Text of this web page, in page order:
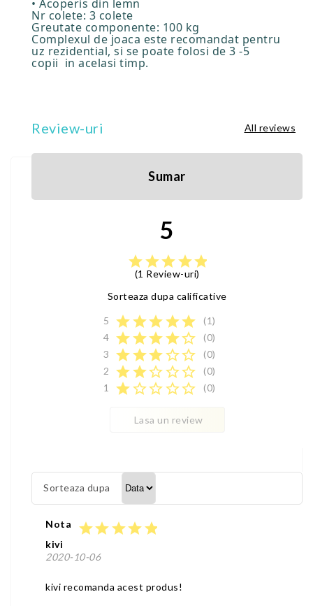
• Acoperis din lemn
Nr colete: 3 colete
Greutate componente: 100 kg
Complexul de joaca este recomandat pentru
uz rezidential, si se poate folosi de 3 -5
copii in acelasi timp.
Review-uri All reviews
Sumar
5
starstarstarstarstar
(1 Review-uri)
Sorteaza dupa calificative
5 starstarstarstarstar
(1)
4 starstarstarstarstar_border
(0)
3
starstarstarstar_borderstar_border
(0)
2
starstarstar_borderstar_borderstar_border
(0)
1
starstar_borderstar_borderstar_borderstar_border (0)
Lasa un review
Sorteaza dupa
Nota starstarstarstarstar
kivi
2020-10-06
kivi recomanda acest produs!